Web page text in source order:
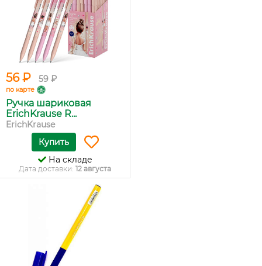
56 ₽ 59 ₽
по карте
Ручка шариковая
ErichKrause R...
ErichKrause
Купить
На складе
Дата доставки: 12 августа